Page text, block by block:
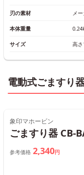
刃の素材 メ
本体重量
サイズ 高
電動式ごますり
象印マホービン
ごますり器 CB-
参考価格 2,340円